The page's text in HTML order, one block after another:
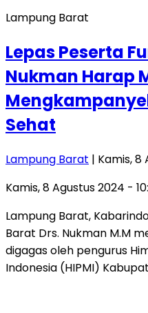
Lampung Barat
Lepas Peserta
Nukman Harap
Sehat
Lampung Barat | Kamis, 8
Kamis, 8 Agustus 2024 -
Lampung Barat,
Barat Drs. Nukman M.M
digagas oleh pengurus
Indonesia (HIPMI)